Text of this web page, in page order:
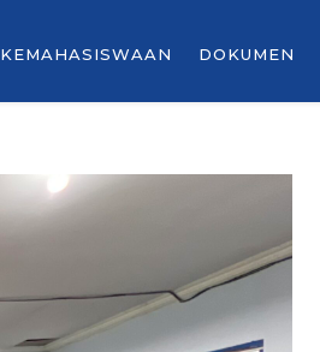
KEMAHASISWAAN DOKUMEN